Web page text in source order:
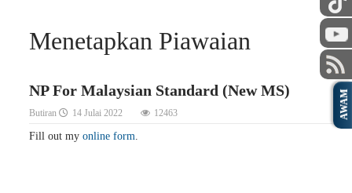
Menetapkan Piawaian
NP For Malaysian Standard (New MS)
Butiran 14 Julai 2022 12463
Fill out my online form
AWAM